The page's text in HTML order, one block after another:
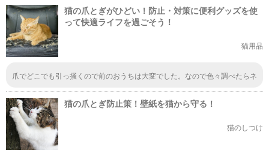
猫の爪とぎがひどい！防止・対策に便利グッズを使
って快適ライフを過ごそう！
猫用品
爪でどこでも引っ掻くので前のおうちは大変でした。なので色々調べたらネ
たんですが、だんだん慣れてきたのかつけてても気にならなくなったようで
今では全然平気になりました。おすすめです！
猫の爪とぎ防止策！壁紙を猫から守る！
猫のしつけ